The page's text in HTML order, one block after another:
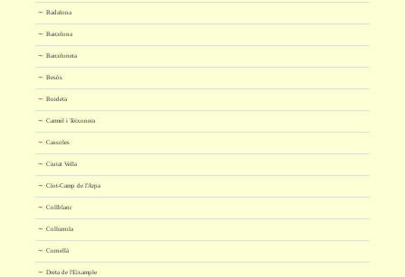
Badalona
Barcelona
Barceloneta
Besòs
Bordeta
Carmel i Teixonera
Cassoles
Ciutat Vella
Clot-Camp de l'Arpa
Collblanc
Collserola
Cornellà
Dreta de l'Eixample